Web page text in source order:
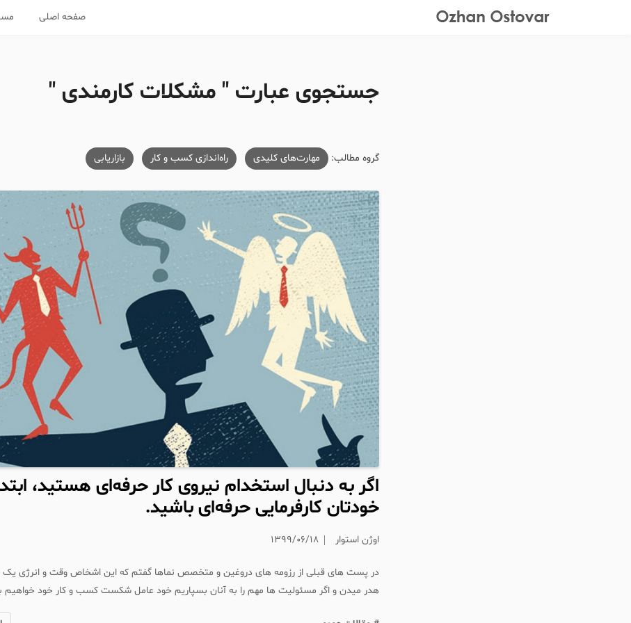
صفحه اصلی
جستجوی عبارت " مشکلات کارمندی "
گروه مطالب: مهارت‌های کلیدی راه‌اندازی کسب و کار بازاریابی
اگر به دنبال استخدام نیروی کار حرفه‌ای هستید،
خودتان کارفرمایی حرفه‌ای باشید.
اوژن استوار ۱۳۹۹/۰۶/۱۸
در پست های قبلی از رزومه های دروغین و متخصص نماها گفتم که این اشخاص وقت و انرژی یک
هدر میدن و اگر مسئولیت ها مهم را به آنان بسپاریم خود عامل شکست کسب و کار خود خواهیم